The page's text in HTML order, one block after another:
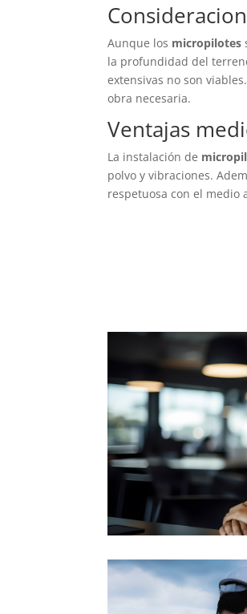
Aunque los micropilotes
la profundidad del
extensivas no son
obra necesaria.
Ventajas
La instalación de
polvo y vibraciones.
respetuosa con el medio